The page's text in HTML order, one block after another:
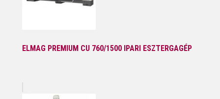
ELMAG PREMIUM CU 760/1500 IPARI ESZTERGAGÉP